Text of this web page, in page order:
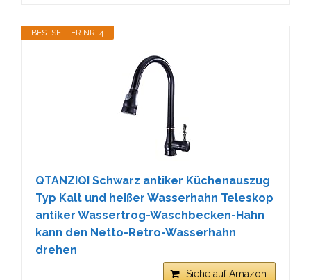
BESTSELLER NR. 4
QTANZIQI Schwarz antiker Küchenauszug
Typ Kalt und heißer Wasserhahn Teleskop
antiker Wassertrog-Waschbecken-Hahn
kann den Netto-Retro-Wasserhahn
drehen
Siehe auf Amazon